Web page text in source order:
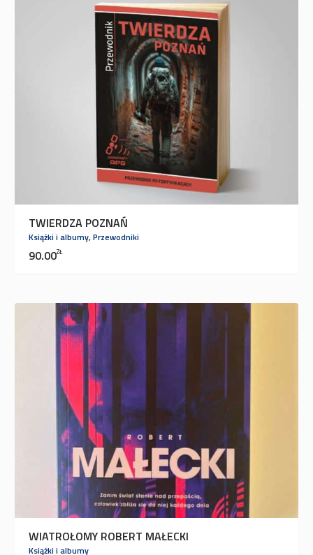
TWIERDZA POZNAŃ
Książki i albumy,Przewodniki
90.00ZŁ
WIATROŁOMY ROBERT MAŁECKI
Książki i albumy